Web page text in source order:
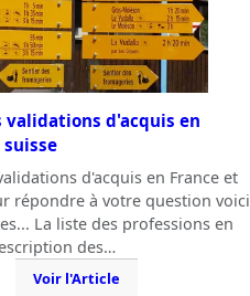
validations d'acquis en
d'acquis en France et
répondre à votre question voici
La liste des professions en
des…
Voir l'Article